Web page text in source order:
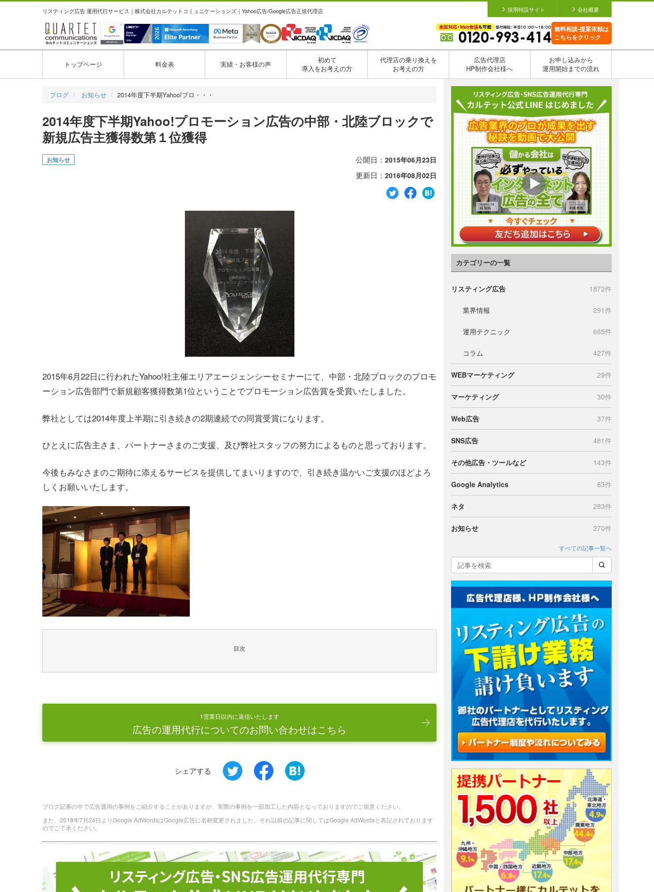
リスティング広告 運用代行サービス｜株式会社カルテットコミュニケーションズ｜Yahoo広告/Google広告正規代理店 採用特設サイト 会社概要
無料相談•提案依頼は
こちらをクリック
トップページ 料金表 実績・お客様の声
初めて
導入をお考えの方
代理店の乗り換えを
お考えの方
広告代理店
HP制作会社様へ
お申し込みから
運用開始までの流れ
ブログ お知らせ 2014年度下半期Yahoo!プロ・・・
2014年度下半期Yahoo!プロモーション広告の中部・北陸ブロックで
新規広告主獲得数第１位獲得
お知らせ 公開日： 2015年06月23日
更新日： 2016年08月02日
2015年6月22日に行われたYahoo!社主催エリアエージェンシーセミナーにて、中部・北陸ブロックのプロモ
ーション広告部門で新規顧客獲得数第1位ということでプロモーション広告賞を受賞いたしました。
弊社としては2014年度上半期に引き続きの2期連続での同賞受賞になります。
ひとえに広告主さま、パートナーさまのご支援、及び弊社スタッフの努力によるものと思っております。
今後もみなさまのご期待に添えるサービスを提供してまいりますので、引き続き温かいご支援のほどよろ
しくお願いいたします。
目次
1営業日以内に返信いたします
広告の運用代行についてのお問い合わせはこちら
シェアする
ブログ記事の中で広告運用の事例をご紹介することがありますが、実際の事例を一部加工した内容となっておりますのでご留意ください。
また、2018年7月24日よりGoogle AdWordsはGoogle広告に名称変更されました。それ以前の記事に関してはGoogle AdWordsと表記されております
のでご了承ください。
カテゴリーの一覧
リスティング広告 1872件
業界情報 291件
運用テクニック 665件
コラム 427件
WEBマーケティング 29件
マーケティング 30件
Web広告 37件
SNS広告 481件
その他広告・ツールなど 143件
Google Analytics 83件
ネタ 283件
お知らせ 270件
すべての記事一覧へ